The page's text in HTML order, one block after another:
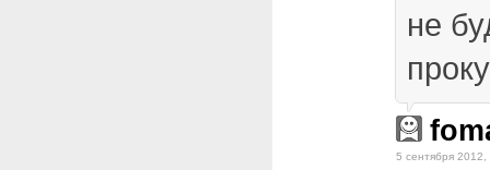
не
5 сентября 2012,